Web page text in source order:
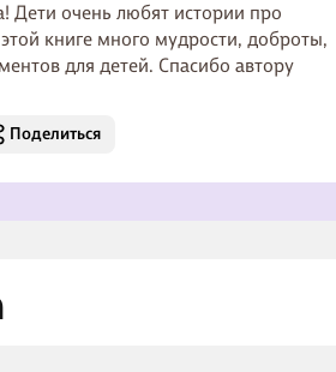
Дети очень любят истории про
книге много мудрости, доброты,
для детей. Спасибо автору
Поделиться